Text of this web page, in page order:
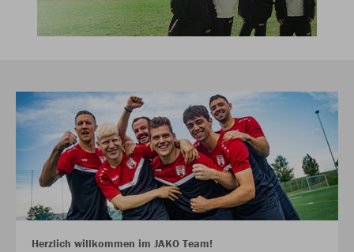
Herzlich willkommen im JAKO Team!